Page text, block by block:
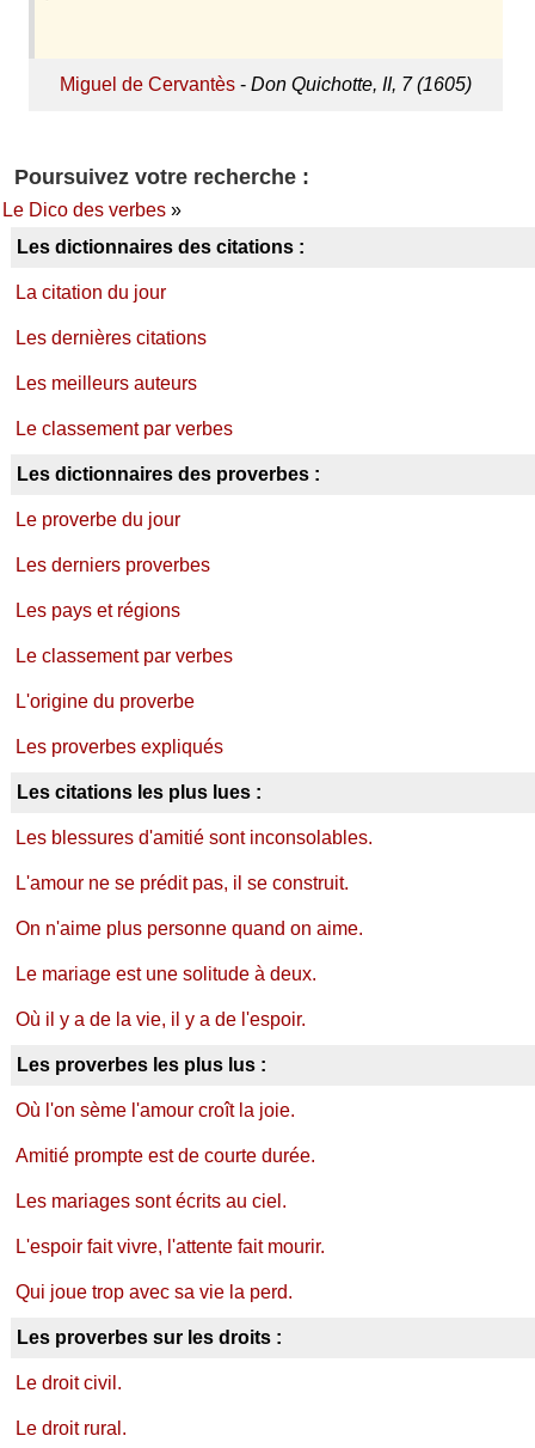
Miguel de Cervantès- Don Quichotte, II, 7 (1605)
Poursuivez votre recherche :
Le Dico des verbes»
Les dictionnaires des citations :
La citation du jour
Les dernières citations
Les meilleurs auteurs
Le classement par verbes
Les dictionnaires des proverbes :
Le proverbe du jour
Les derniers proverbes
Les pays et régions
Le classement par verbes
L'origine du proverbe
Les proverbes expliqués
Les citations les plus lues :
Les blessures d'amitié sont inconsolables.
L'amour ne se prédit pas, il se construit.
On n'aime plus personne quand on aime.
Le mariage est une solitude à deux.
Où il y a de la vie, il y a de l'espoir.
Les proverbes les plus lus :
Où l'on sème l'amour croît la joie.
Amitié prompte est de courte durée.
Les mariages sont écrits au ciel.
L'espoir fait vivre, l'attente fait mourir.
Qui joue trop avec sa vie la perd.
Les proverbes sur les droits :
Le droit civil.
Le droit rural.